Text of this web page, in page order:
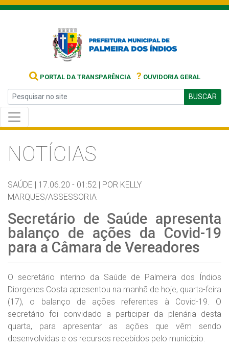
PORTAL DA TRANSPARÊNCIA ? OUVIDORIA GERAL
BUSCAR
NOTÍCIAS
SAÚDE | 17.06.20 - 01:52 | POR KELLY
MARQUES/ASSESSORIA
Secretário de Saúde apresenta
balanço de ações da Covid-19
para a Câmara de Vereadores
O secretário interino da Saúde de Palmeira dos Índios
Diorgenes Costa apresentou na manhã de hoje, quarta-feira
(17), o balanço de ações referentes à Covid-19. O
secretário foi convidado a participar da plenária desta
quarta, para apresentar as ações que vêm sendo
desenvolvidas e os recursos recebidos pelo município.